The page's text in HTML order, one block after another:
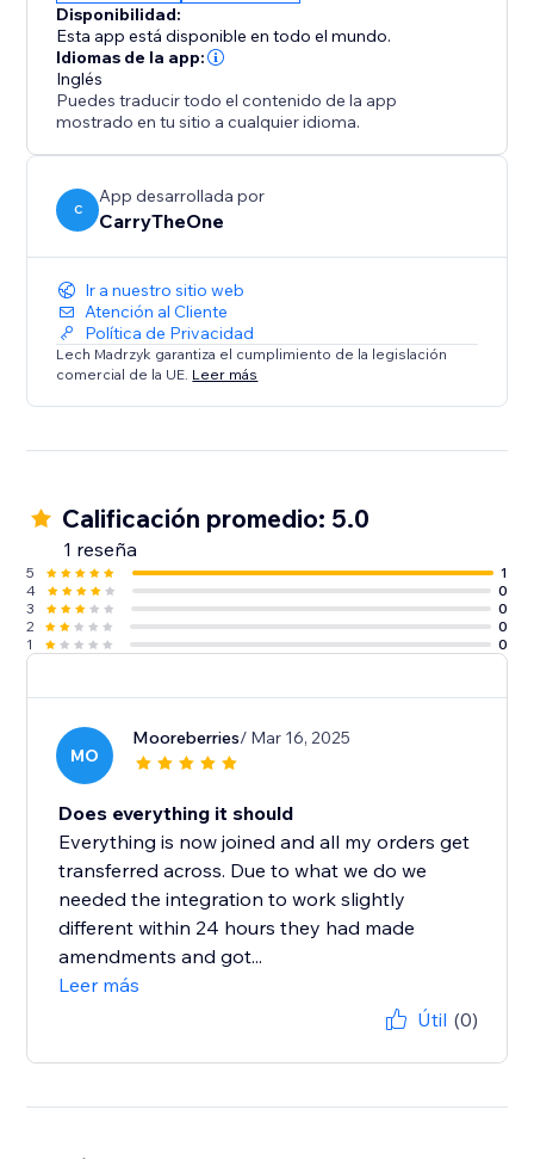
Disponibilidad:
Esta app está disponible en todo el mundo.
Idiomas de la app:
Inglés
Puedes traducir todo el contenido de la app
mostrado en tu sitio a cualquier idioma.
C
App desarrollada por
CarryTheOne
Ir a nuestro sitio web
Atención al Cliente
Política de Privacidad
Lech Madrzyk garantiza el cumplimiento de la legislación
comercial de la UE. Leer más
Calificación promedio: 5.0
1 reseña
5
1
4
0
3
0
2
0
1
0
MO
Mooreberries/ Mar 16, 2025
Does everything it should
Everything is now joined and all my orders get
transferred across. Due to what we do we
needed the integration to work slightly
different within 24 hours they had made
amendments and got...
Leer más
Útil (0)